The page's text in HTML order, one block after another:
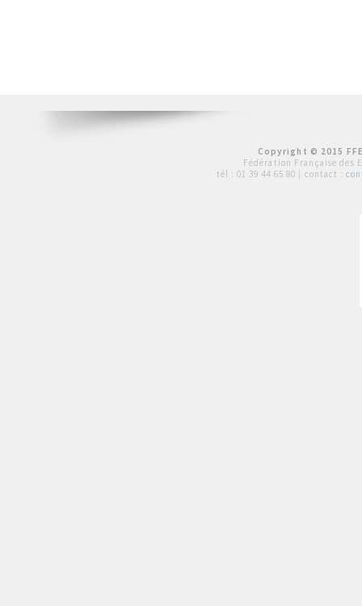
Copyright © 2015
Fédération Française des
tél : 01 39 44 65 80 | contact :